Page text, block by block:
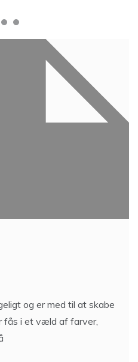
og er med til at skabe
fås i et væld af farver,